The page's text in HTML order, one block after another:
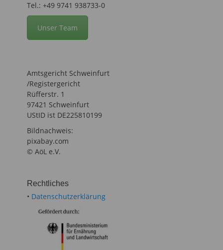
Tel.: +49 9741 938733-0
Unser Team
Amtsgericht Schweinfurt
/Registergericht
Rüfferstr. 1
97421 Schweinfurt
UStID ist DE225810199
Bildnachweis:
pixabay.com
© AöL e.V.
Rechtliches
• Datenschutzerklärung